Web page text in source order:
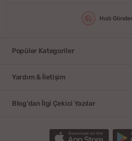
Hızlı
Popüler Kategoriler
Yardım & İletişim
Blog'dan İlgi Çekici Yazılar